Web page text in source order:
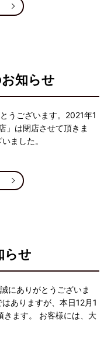
知らせ
うございます。2021年1
」は閉店させて頂きま
ました。
らせ
にありがとうございま
ありますが、本日12月1
きます。 お客様には、大